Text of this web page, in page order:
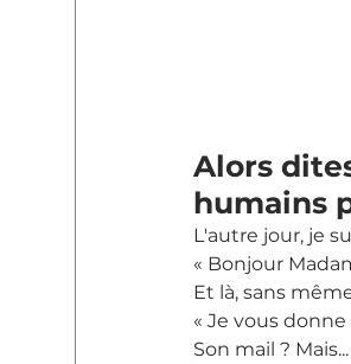
Alors
humains
L'autre jour, je
« Bonjour
Et là, sans
« Je vous donne
Son mail ?